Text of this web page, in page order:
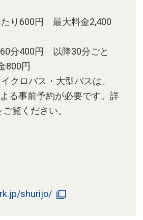
り600円 最大料金2,400
分400円 以降30分ごと
800円
クロバス・大型バスは、
る事前予約が必要です。詳
覧ください。
shurijo/